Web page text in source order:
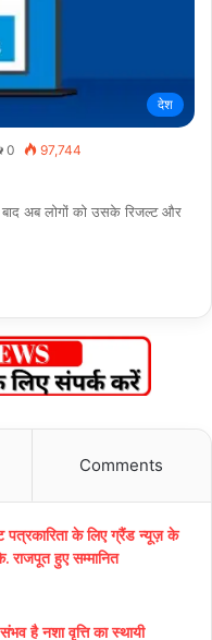
देश
0 97,744
अब लोगों को उसके रिजल्ट और
Comments
के लिए ग्रैंड न्यूज़ के
राजपूत हुए सम्मानित
है नशा वृत्ति का स्थायी